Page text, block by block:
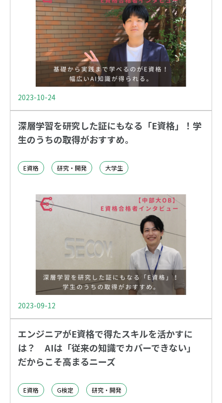
2023-10-24
深層学習を研究した証にもなる「E資格」！学
生のうちの取得がおすすめ。
E資格 研究・開発 大学生
2023-09-12
エンジニアがE資格で得たスキルを活かすに
は？ AIは「従来の知識でカバーできない」
だからこそ高まるニーズ
E資格 G検定 研究・開発